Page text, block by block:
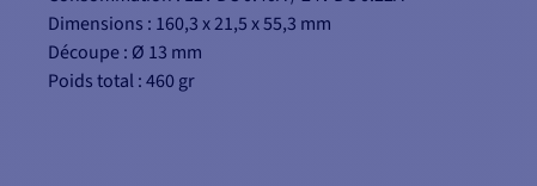
Dimensions : 160,3 x 21,5 x 55,3 mm
Découpe : Ø 13 mm
Poids total : 460 gr